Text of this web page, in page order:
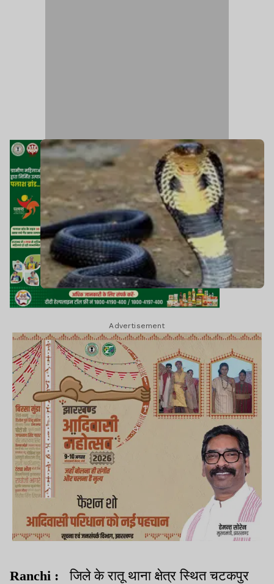
Advertisement
Ranchi :
जिले के रातू थाना क्षेत्र स्थित चटकपुर